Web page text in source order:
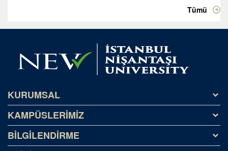
Tümü
KURUMSAL
Tarihçe
Misyon ve Vizyon
KAMPÜSLERİMİZ
Kağıthane Kampüsü
BİLGİLENDİRME